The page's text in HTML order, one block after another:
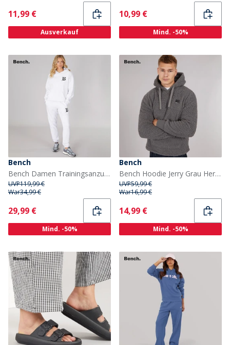
Current
11,99 €
Ausverkauf
Current
10,99 €
Mind. -50%
Bench
Bench Damen Trainingsanzug Grau Meliert
UVP119,99 €
War34,99 €
Current
29,99 €
Mind. -50%
Bench
Bench Hoodie Jerry Grau Herren
UVP59,99 €
War16,99 €
Current
14,99 €
Mind. -50%